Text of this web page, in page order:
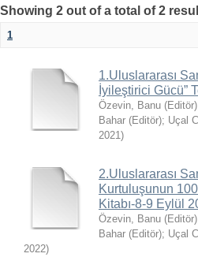
Showing 2 out of a total of 2
1
1.Uluslararası
İyileştirici Gücü”
Özevin, Banu (Editör)
Bahar (Editör); Uçal
2021)
2.Uluslararası
Kurtuluşunun
Kitabı-8-9 Eylül
Özevin, Banu (Editör)
Bahar (Editör); Uçal
2022)